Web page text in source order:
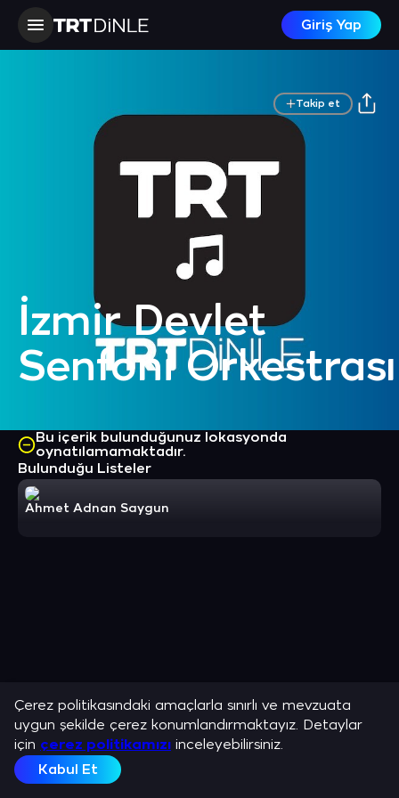
Giriş Yap
İzmir Devlet
Senfoni Orkestrası
Takip et
Bu içerik bulunduğunuz lokasyonda
oynatılamamaktadır.
Bulunduğu Listeler
Ahmet Adnan Saygun
Çerez politikasındaki amaçlarla sınırlı ve mevzuata
uygun şekilde çerez konumlandırmaktayız. Detaylar
için çerez politikamızı inceleyebilirsiniz.
Kabul Et